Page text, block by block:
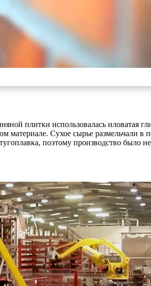
плитки использовалась иловатая
материале. Сухое сырье размельчали
поэтому производство было